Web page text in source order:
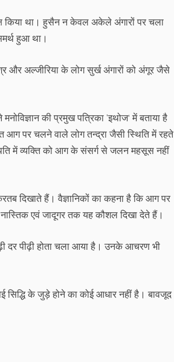
किया था। हुसैन न केवल अकेले अंगारों पर चला
हुआ था।
और अल्जीरिया के लोग सुर्ख अंगारों को अंगूर जैसे
की प्रमुख पत्रिका ’इथोज‘ में बताया है
आग पर चलने वाले लोग तन्द्रा जैसी स्थिति में रहते
में व्यक्ति को आग के संसर्ग से जलन महसूस नहीं
दिखाते हैं। वैज्ञानिकों का कहना है कि आग पर
एवं जादूगर तक यह कौशल दिखा देते हैं।
दर पीढ़ी होता चला आया है। उनके आचरण भी
के जुड़े होने का कोई आधार नहीं है। बावजूद